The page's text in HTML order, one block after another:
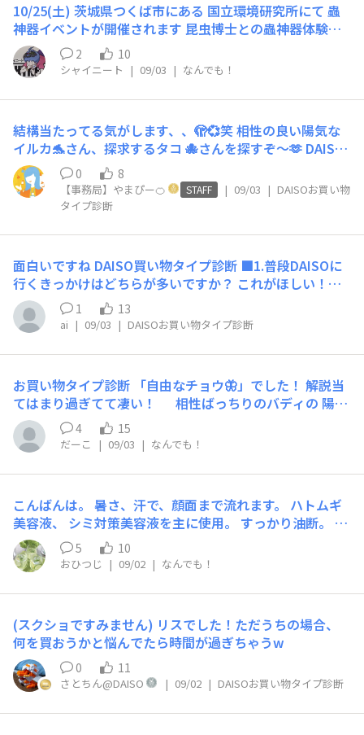
めくキャラクター雑貨や季節のアイテムに出会えたとき
■5.お目当ての商品が見つからないとき、あなたはどうし
ますか？ 店員さんに「〇〇はどこにありますか？」と尋
ねる ■6.予定になかった商品をたまたま見つけて気に入
考えよう！」と、とりあえずカゴに入れる ■7.似たような
商品が複数あるとき、どちらのポイントで選ぶことが多い
ですか？ デザインや色柄を見比べて、自分の好みに一番
合うものを選ぶ ■8.もしDAISOが季節限定の新シリーズ
（ハロウィンや桜グッズなど）を発売したら？ 「早速チ
ェック！」と新商品コーナーに直行してみる ■9.買い物
中、カゴに入れた商品の合計金額は気にしますか？ レジ
でのお会計時まで金額はお楽しみ ■10.購入したDAISO商
おりに使う ■11.買った商品を思わずシェア・おすすめし
たくなる？ 自分が良いと思ったものを静かに日常で使う
タイプ ■12.DAISOへの行き方は次のどちらに近いです
か？ 近くを通りかかったときなど、フラッと立ち寄るこ
とが多い ■13.気になる商品があったとき、購入前にレビ
ューや口コミをチェックしますか？ 使ってみないと分か
らないので、興味があれば買って試してみる ■14.「似た
ようなもの家にあるけど可愛いから欲しい！」と思える雑
貨に出会ったら…？ 気に入ったものはコレクション！後
悔しないよう購入する ■15.あなたのDAISOでの購買傾向
はどちらに近いですか？ 気づくと面白グッズやプチプラ
しますか？ 相手が喜んでくれそうなキャラグッズやアク
セサリーなど 診断お疲れさまでした！ あなたのDAISOお
買い物 タイプは… 「空想好きなユニコーン🦄」 相性ば
っちりなバディは▼ ひらめきのカメレオン🦎 お世話好き
のカンガルー 🦘 解説を読む📖
10/25(土) 茨城県つくば市にある 国立環境研究所にて 蟲
神器イベントが開催されます 昆虫博士との蟲神器体験会
や 蟲神器バトル大会、 昆虫研究を 蟲神器と関連させて紹
介＆展示されます その他に屋外にて自然観察、 藻類を観
察するなどイベント盛りだくさん さらに、コラボ記念と
して 研究対象のフルアート仕様の プロモーションカード
v/20251026.html
2 10
シャイニート | 09/03 | なんでも！
結構当たってる気がします、、🫣💞笑 相性の良い陽気な
イルカ🐬さん、探求するタコ 🐙さんを探すぞ〜🫶 DAISO
買い物タイプ診断 ■1.普段DAISOに行くきっかけはどち
らが多いですか？ これがほしい！というアイテムがあり
来店 ■2.お店へは基本的にどんなスタイルで行きます
■3.DAISOに着いて最初にとる行動は？ 寄り道せず、目的
の商品の棚へまっすぐ向かう ■4.店内で見つけて一番ワ
クワクするのはどちら？ 「こんなの探してた！」という
便利アイテムに出会えたとき ■5.お目当ての商品が見つ
からないとき、あなたはどうしますか？ 自分で探せる範
囲でもう少し店内を探してみる ■6.予定になかった商品
ゴに入れる ■7.似たような商品が複数あるとき、どちらの
ポイントで選ぶことが多いですか？ デザインや色柄を見
比べて、自分の好みに一番合うものを選ぶ ■8.もしDAISO
が季節限定の新シリーズ（ハロウィンや桜グッズなど）を
発売したら？ 「必要になったら買おうかな」と、定番商
品を優先する ■9.買い物中、カゴに入れた商品の合計金
み ■10.購入したDAISO商品、どんな使い方が好きです
か？ その商品本来の用途どおりに使う ■11.買った商品を
思わずシェア・おすすめしたくなる？ お気に入りはSNS
で紹介したり友達に教えたりしたい ■12.DAISOへの行き
方は次のどちらに近いですか？ 近くを通りかかったとき
など、フラッと立ち寄ることが多い ■13.気になる商品が
あったとき、購入前にレビューや口コミをチェックします
か？ 使ってみないと分からないので、興味があれば買っ
て試してみる ■14.「似たようなもの家にあるけど可愛い
から欲しい！」と思える雑貨に出会ったら…？ 気に入っ
たものはコレクション！後悔しないよう購入する ■15.あ
0 8
【事務局】やまぴー🍊 STAFF | 09/03 | DAISOお買い物
タイプ診断
面白いですね DAISO買い物タイプ診断 ■1.普段DAISOに
行くきっかけはどちらが多いですか？ これがほしい！と
いうアイテムがあり来店 ■2.お店へは基本的にどんなス
タイルで行きますか？ ひとりで自分のペースで見て回る
ほうが気楽で好き ■3.DAISOに着いて最初にとる行動
は？ 寄り道せず、目的の商品の棚へまっすぐ向かう ■4.
の探してた！」という便利アイテムに出会えたとき ■5.
お目当ての商品が見つからないとき、あなたはどうします
か？ 店員さんに「〇〇はどこにありますか？」と尋ねる
■6.予定になかった商品をたまたま見つけて気に入った場
度立ち止まり、購入を見送ることもある ■7.似たような商
品が複数あるとき、どちらのポイントで選ぶことが多いで
すか？ 値段や機能を見比べて、一番コスパが良く実用的
なものを選ぶ ■8.もしDAISOが季節限定の新シリーズ
（ハロウィンや桜グッズなど）を発売したら？ 「必要に
なったら買おうかな」と、定番商品を優先する ■9.買い物
O商品、どんな使い方が好きですか？ アイデアや工夫で本
来と違う使い方をするのが好き ■11.買った商品を思わず
シェア・おすすめしたくなる？ お気に入りはSNSで紹介
したり友達に教えたりしたい ■12.DAISOへの行き方は次
のどちらに近いですか？ 日々の合間に行くタイミングを
決めて計画的に来店している ■13.気になる商品があった
1 13
ai | 09/03 | DAISOお買い物タイプ診断
お買い物タイプ診断 「自由なチョウ🦋」でした！ 解説当
てはまり過ぎてて凄い！ 相性ばっちりのバディの 陽気
なイルカ🐬 探求するタコ 🐙 だった皆さん！ ぜひよろしく
お願いします🤲
4 15
だーこ | 09/03 | なんでも！
こんばんは。 暑さ、汗で、顔面まで流れます。 ハトムギ
美容液、 シミ対策美容液を主に使用。 すっかり油断。 ど
うも、気になる程➕触りますと、言葉に変えますと、ふっ
くらした状態でした。 先日、あつさでか。 ポッカレモン
購入していた方お見かけ。 シミ肌に、ビタミンCがいいと
若い頃聞いたような覚えあり。 昨日から洗顔後、就寝
がたいことに、早めに腫れが引いてきました。 兎に角、
太陽の光を前に信号待ち。 しばらくしてから青に。 横断
歩道も広い道路は長く。 また、シミ対策化粧水と、レモ
ン汁のパック。 暑さの中。 冬支度？ 自分が大切にした
5 10
おひつじ | 09/02 | なんでも！
(スクショですみません) リスでした！ただうちの場合、
何を買おうかと悩んでたら時間が過ぎちゃうw
0 11
さとちん@DAISO | 09/02 | DAISOお買い物タイプ診断